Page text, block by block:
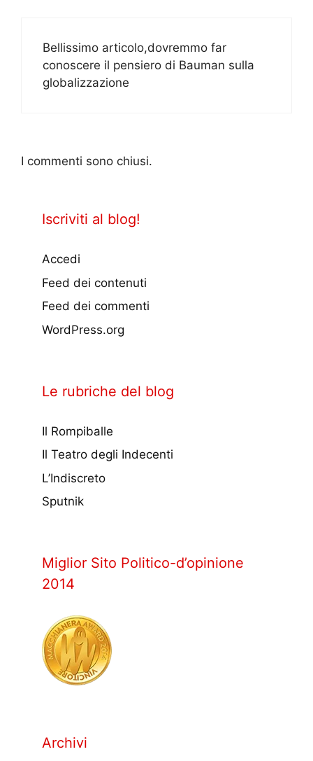
Bellissimo articolo,dovremmo far
conoscere il pensiero di Bauman sulla
globalizzazione
I commenti sono chiusi.
Iscriviti al blog!
Accedi
Feed dei contenuti
Feed dei commenti
WordPress.org
Le rubriche del blog
Il Rompiballe
Il Teatro degli Indecenti
L’Indiscreto
Sputnik
Miglior Sito Politico-d’opinione
2014
Archivi